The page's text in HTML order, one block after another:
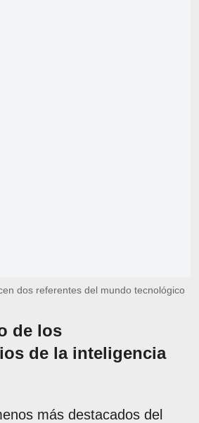
dos referentes del mundo tecnológico
de los
de la inteligencia
más destacados del